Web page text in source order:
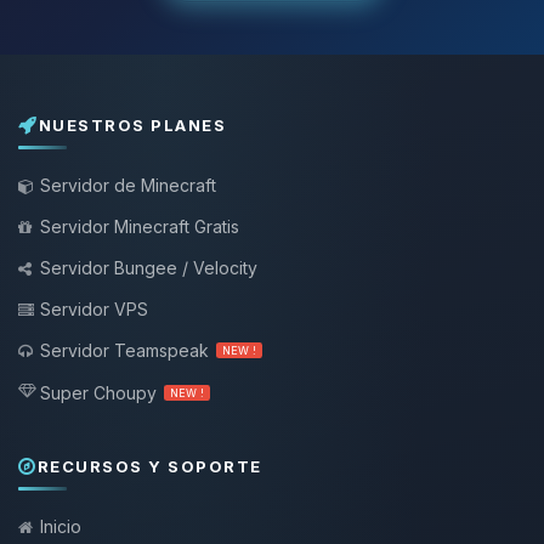
NUESTROS PLANES
Servidor de Minecraft
Servidor Minecraft Gratis
Servidor Bungee / Velocity
Servidor VPS
Servidor Teamspeak
NEW !
Super Choupy NEW !
RECURSOS Y SOPORTE
Inicio